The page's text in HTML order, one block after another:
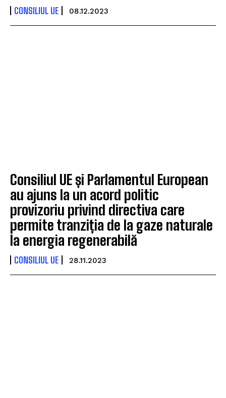
CONSILIUL UE 08.12.2023
Consiliul UE și Parlamentul European
au ajuns la un acord politic
provizoriu privind directiva care
permite tranziția de la gaze naturale
la energia regenerabilă
CONSILIUL UE 28.11.2023